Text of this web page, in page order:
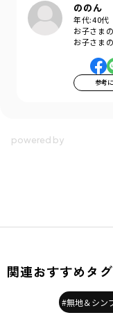
ののん
年代:40代
お子さま
お子さま
参考
関連おすすめタグ
#無地＆シン